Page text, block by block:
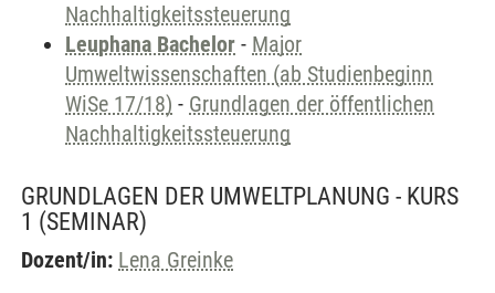
Nachhaltigkeitssteuerung
Leuphana Bachelor - Major
Umweltwissenschaften (ab Studienbeginn
WiSe 17/18) - Grundlagen der öffentlichen
Nachhaltigkeitssteuerung
GRUNDLAGEN DER UMWELTPLANUNG - KURS
1 (SEMINAR)
Dozent/in: Lena Greinke